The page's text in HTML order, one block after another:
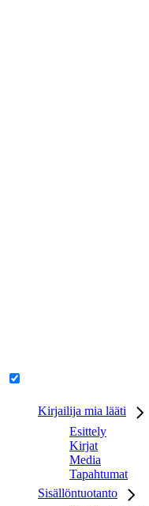
Kirjailija mia lääti
Esittely
Kirjat
Media
Tapahtumat
Sisällöntuotanto